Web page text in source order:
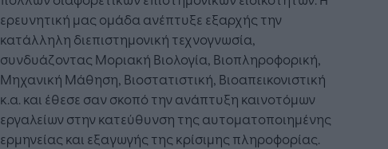
ερευνητική μας ομάδα ανέπτυξε εξαρχής την
κατάλληλη διεπιστημονική τεχνογνωσία,
συνδυάζοντας Μοριακή Βιολογία, Βιοπληροφορική,
Μηχανική Μάθηση, Βιοστατιστική, Βιοαπεικονιστική
κ.α. και έθεσε σαν σκοπό την ανάπτυξη καινοτόμων
εργαλείων στην κατεύθυνση της αυτοματοποιημένης
ερμηνείας και εξαγωγής της κρίσιμης πληροφορίας.